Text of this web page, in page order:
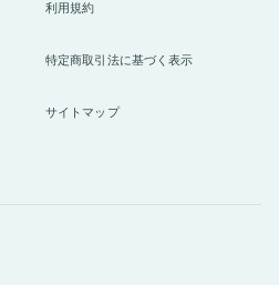
利用規約
特定商取引法に基づく表示
サイトマップ